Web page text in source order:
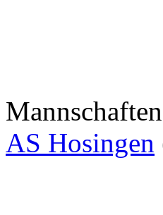
AS Hosingen